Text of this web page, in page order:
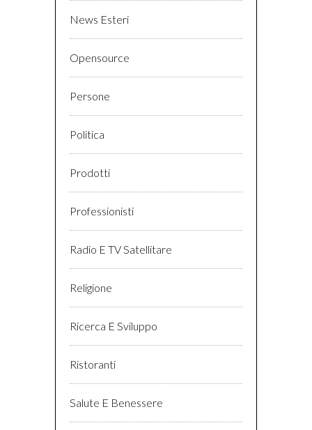
News Esteri
Opensource
Persone
Politica
Prodotti
Professionisti
Radio E TV Satellitare
Religione
Ricerca E Sviluppo
Ristoranti
Salute E Benessere